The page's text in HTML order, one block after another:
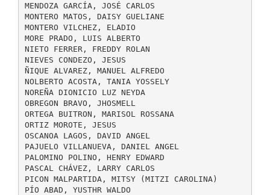
MENDOZA GARCÍA, JOSÉ CARLOS
MONTERO MATOS, DAISY GUELIANE
MONTERO VILCHEZ, ELADIO
MORE PRADO, LUIS ALBERTO
NIETO FERRER, FREDDY ROLAN
NIEVES CONDEZO, JESUS
ÑIQUE ALVAREZ, MANUEL ALFREDO
NOLBERTO ACOSTA, TANIA YOSSELY
NOREÑA DIONICIO LUZ NEYDA
OBREGON BRAVO, JHOSMELL
ORTEGA BUITRON, MARISOL ROSSANA
ORTIZ MOROTE, JESUS
OSCANOA LAGOS, DAVID ANGEL
PAJUELO VILLANUEVA, DANIEL ANGEL
PALOMINO POLINO, HENRY EDWARD
PASCAL CHÁVEZ, LARRY CARLOS
PICON MALPARTIDA, MITSY (MITZI CAROLINA)
PÍO ABAD, YUSTHR WALDO